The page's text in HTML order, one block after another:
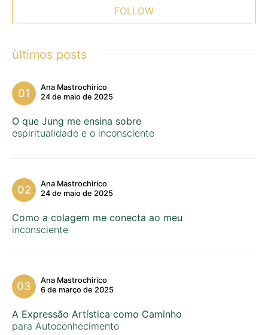
FOLLOW
ùltimos posts
Ana Mastrochirico
24 de maio de 2025
O que Jung me ensina sobre
espiritualidade e o inconsciente
Ana Mastrochirico
24 de maio de 2025
Como a colagem me conecta ao meu
inconsciente
Ana Mastrochirico
6 de março de 2025
A Expressão Artística como Caminho
para Autoconhecimento